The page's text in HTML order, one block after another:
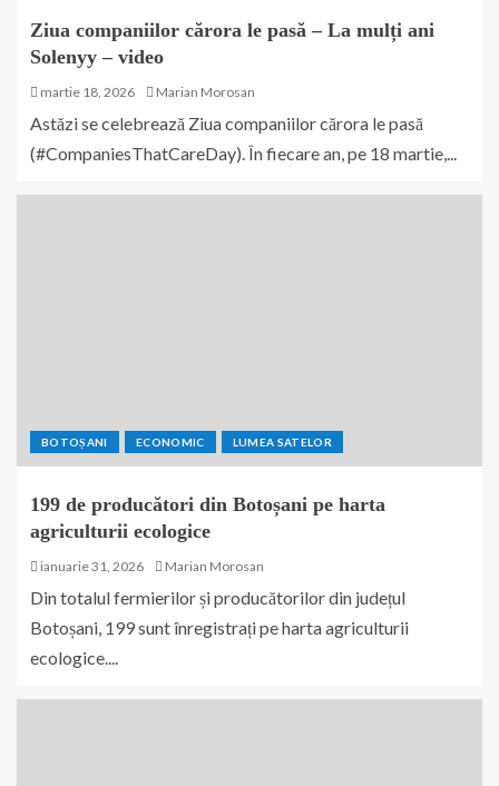
Ziua companiilor cărora le pasă – La mulți ani
Solenyy – video
martie 18, 2026 Marian Morosan
Astăzi se celebrează Ziua companiilor cărora le pasă
(#CompaniesThatCareDay). În fiecare an, pe 18 martie,...
BOTOȘANI ECONOMIC LUMEA SATELOR
199 de producători din Botoșani pe harta
agriculturii ecologice
ianuarie 31, 2026 Marian Morosan
Din totalul fermierilor și producătorilor din județul
Botoșani, 199 sunt înregistrați pe harta agriculturii
ecologice....